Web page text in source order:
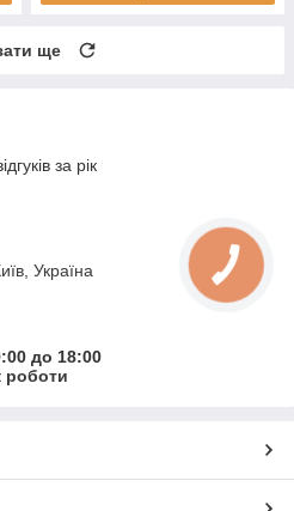
ще
за рік
Україна
до 18:00
роботи